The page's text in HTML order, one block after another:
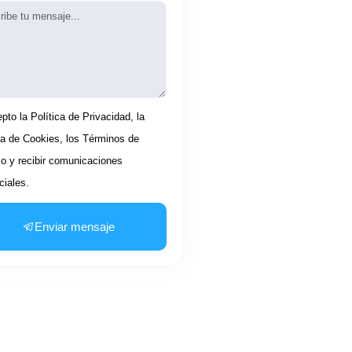
la Política de Privacidad, la
de Cookies, los Términos de
y recibir comunicaciones
Enviar mensaje